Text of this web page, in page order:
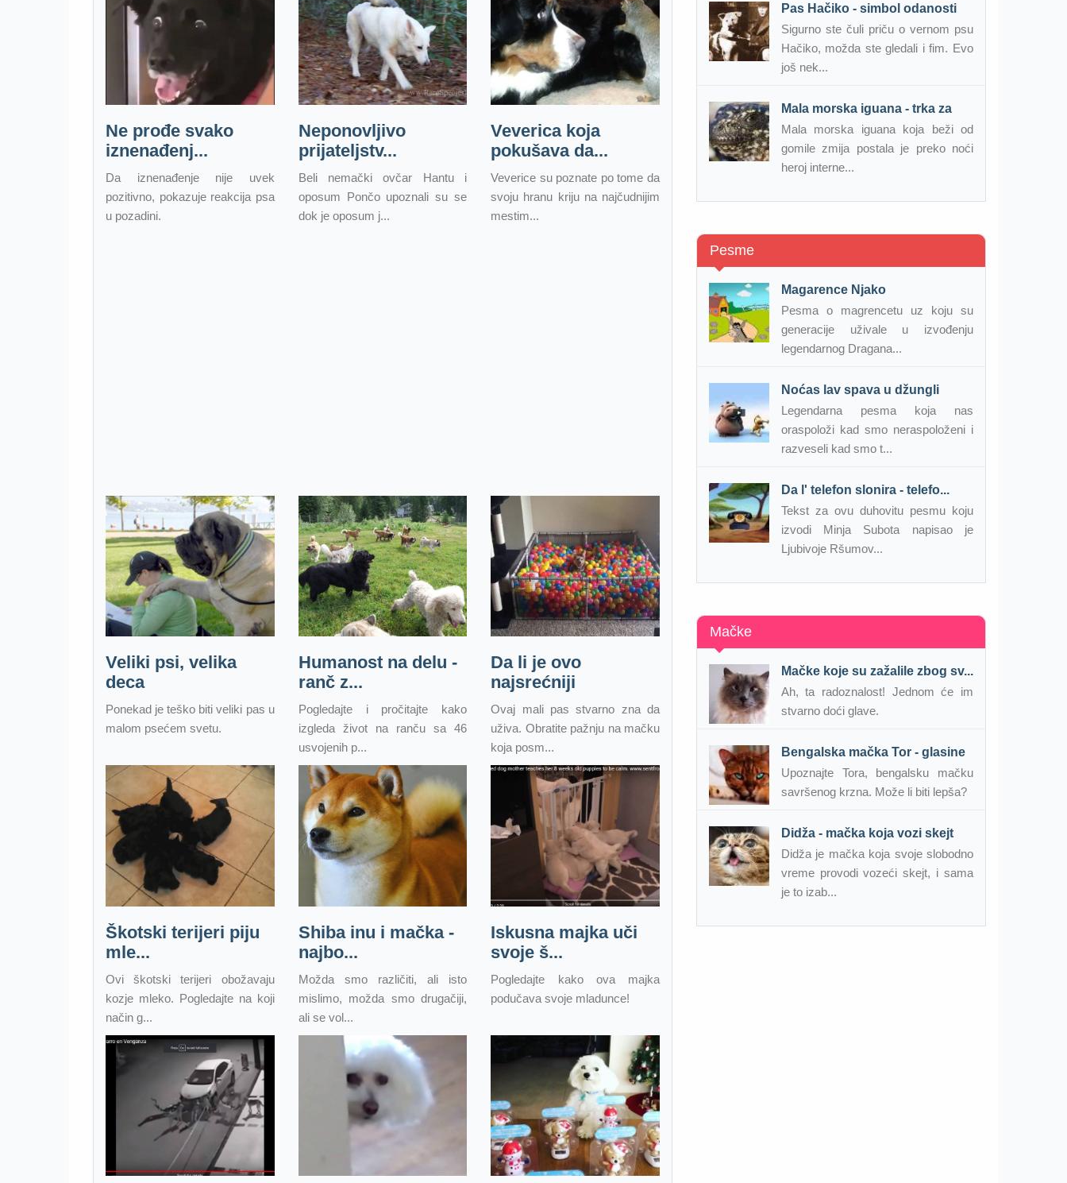
Ne prođe svako
iznenađenj...
Da iznenađenje nije uvek
pozitivno, pokazuje reakcija psa
u pozadini.
Neponovljivo
prijateljstv...
Beli nemački ovčar Hantu i
oposum Pončo upoznali su se
dok je oposum j...
Veverica koja
pokušava da...
Veverice su poznate po tome da
svoju hranu kriju na najčudnijim
mestim...
Veliki psi, velika
deca
Ponekad je teško biti veliki pas u
malom psećem svetu.
Humanost na delu -
ranč z...
Pogledajte i pročitajte kako
izgleda život na ranču sa 46
usvojenih p...
Da li je ovo
najsrećniji
Ovaj mali pas stvarno zna da
uživa. Obratite pažnju na mačku
koja posm...
Škotski terijeri piju
mle...
Ovi škotski terijeri obožavaju
kozje mleko. Pogledajte na koji
način g...
Shiba inu i mačka -
najbo...
Možda smo različiti, ali isto
mislimo, možda smo drugačiji,
ali se vol...
Iskusna majka uči
svoje š...
Pogledajte kako ova majka
podučava svoje mladunce!
Pas Hačiko - simbol odanosti
Sigurno ste čuli priču o vernom psu
Hačiko, možda ste gledali i fim. Evo
još nek...
Mala morska iguana - trka za
Mala morska iguana koja beži od
gomile zmija postala je preko noći
heroj interne...
Pesme
Magarence Njako
Pesma o magrencetu uz koju su
generacije uživale u izvođenju
legendarnog Dragana...
Noćas lav spava u džungli
Legendarna pesma koja nas
oraspoloži kad smo neraspoloženi i
razveseli kad smo t...
Da l' telefon slonira - telefo...
Tekst za ovu duhovitu pesmu koju
izvodi Minja Subota napisao je
Ljubivoje Ršumov...
Mačke
Mačke koje su zažalile zbog sv...
Ah, ta radoznalost! Jednom će im
stvarno doći glave.
Bengalska mačka Tor - glasine
Upoznajte Tora, bengalsku mačku
savršenog krzna. Može li biti lepša?
Didža - mačka koja vozi skejt
Didža je mačka koja svoje slobodno
vreme provodi vozeći skejt, i sama
je to izab...